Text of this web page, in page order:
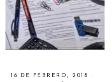
16 DE FEBRERO, 2018